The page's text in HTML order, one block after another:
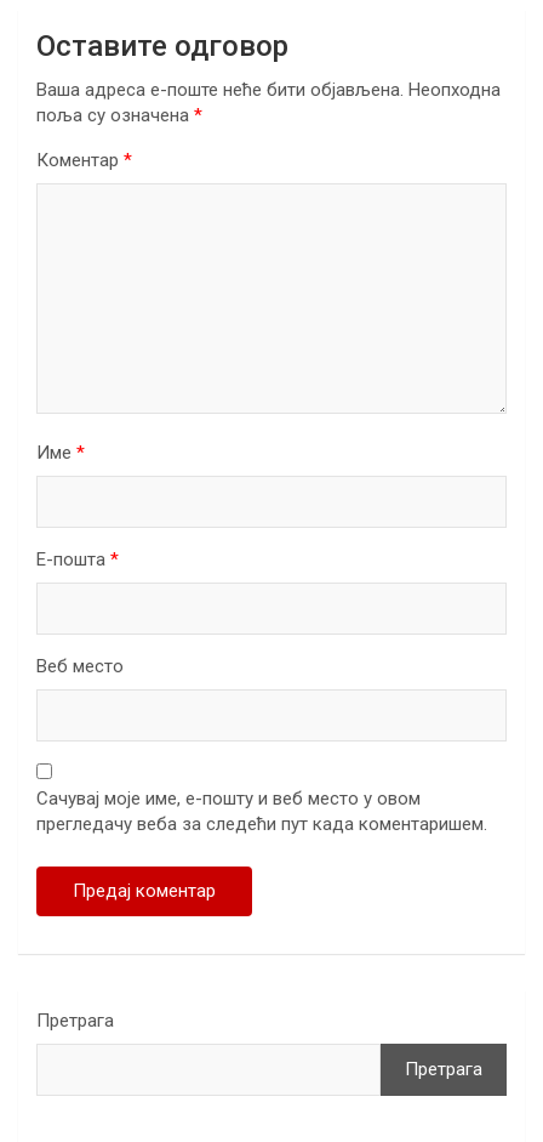
Оставите одговор
Ваша адреса е-поште неће бити објављена. Неопходна
поља су означена *
Коментар *
Име *
Е-пошта *
Веб место
Сачувај моје име, е-пошту и веб место у овом
прегледачу веба за следећи пут када коментаришем.
Претрага
Претрага